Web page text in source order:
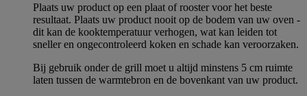
Plaats uw product op een plaat of rooster voor het beste
resultaat. Plaats uw product nooit op de bodem van uw oven -
dit kan de kooktemperatuur verhogen, wat kan leiden tot
sneller en ongecontroleerd koken en schade kan veroorzaken.
Bij gebruik onder de grill moet u altijd minstens 5 cm ruimte
laten tussen de warmtebron en de bovenkant van uw product.